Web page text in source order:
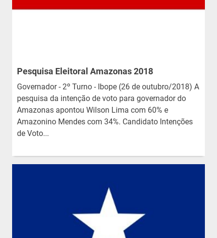
Pesquisa Eleitoral Amazonas 2018
Governador - 2º Turno - Ibope (26 de outubro/2018) A
pesquisa da intenção de voto para governador do
Amazonas apontou Wilson Lima com 60% e
Amazonino Mendes com 34%. Candidato Intenções
de Voto...